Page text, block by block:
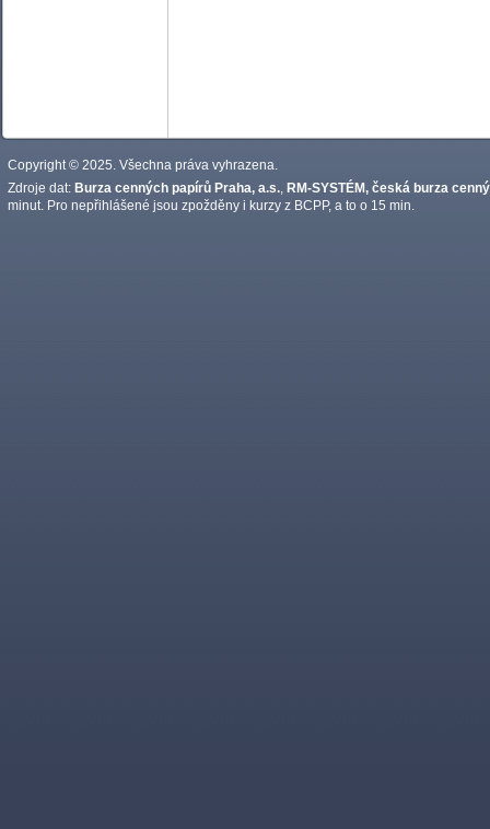
Copyright © 2025. Všechna práva vyhrazena.
Zdroje dat: Burza cenných papírů Praha, a.s. RM-SYSTÉM, česká burza
minut. Pro nepřihlášené jsou zpožděny i kurzy z BCPP, a to o 15 min.